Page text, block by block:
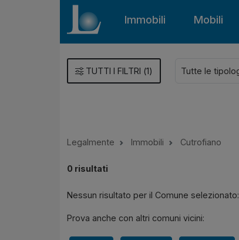
Immobili Mobili
TUTTI I FILTRI (1)
Legalmente Immobili Cutrofiano
0 risultati
Nessun risultato per il Comune selezionato:
Prova anche con altri comuni vicini: